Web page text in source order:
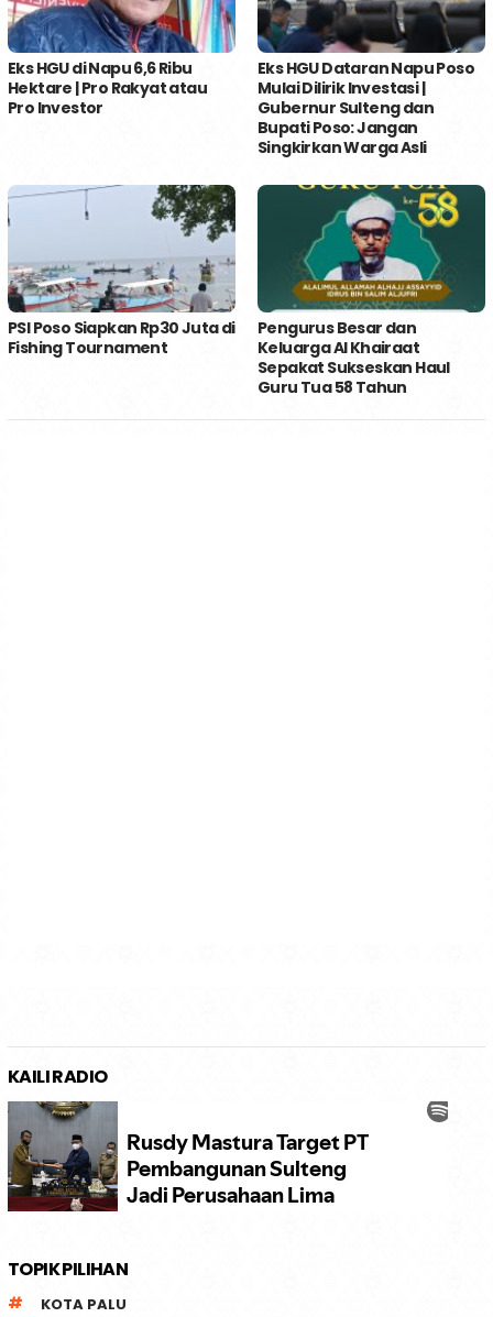
Eks HGU di Napu 6,6 Ribu
Hektare | Pro Rakyat atau
Pro Investor
Eks HGU Dataran Napu Poso
Mulai Dilirik Investasi |
Gubernur Sulteng dan
Bupati Poso: Jangan
Singkirkan Warga Asli
PSI Poso Siapkan Rp30 Juta di
Fishing Tournament
Pengurus Besar dan
Keluarga Al Khairaat
Sepakat Sukseskan Haul
Guru Tua 58 Tahun
KAILI RADIO
TOPIK PILIHAN
KOTA PALU